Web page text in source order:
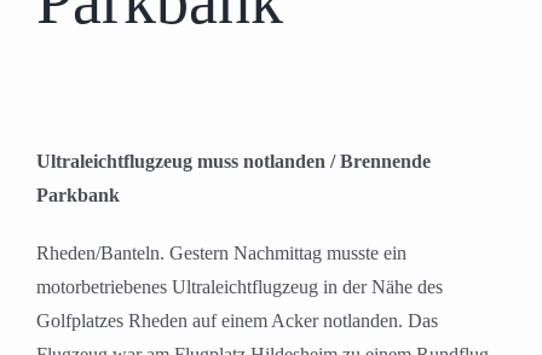
Ultraleichtflugzeug muss notlanden / Brennende
Parkbank
Rheden/Banteln. Gestern Nachmittag musste ein
motorbetriebenes Ultraleichtflugzeug in der Nähe des
Golfplatzes Rheden auf einem Acker notlanden. Das